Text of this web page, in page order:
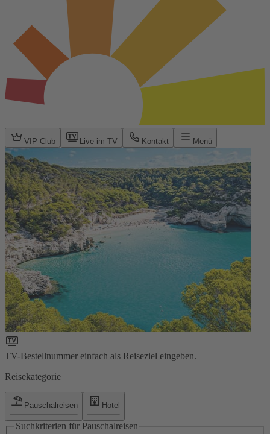
VIP Club Live im TV Kontakt Menü
TV-Bestellnummer einfach als Reiseziel eingeben.
Reisekategorie
Pauschalreisen Hotel
Suchkriterien für Pauschalreisen